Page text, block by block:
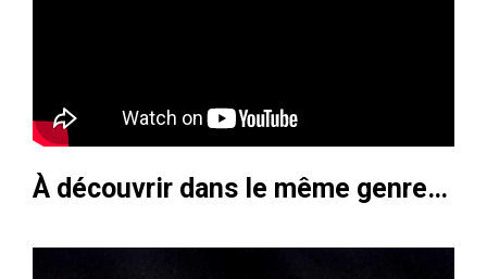
À découvrir dans le même genre…